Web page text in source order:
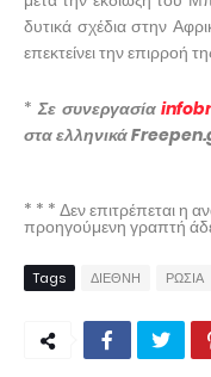
δυτικά σχέδια στην
επεκτείνει την επιρροή
*Σε συνεργασία
στα ελληνικά
* * * Δεν επιτρέπεται η
προηγούμενη γραπτή
Tags ΔΙΕΘΝΗ ΡΩΣΙΑ